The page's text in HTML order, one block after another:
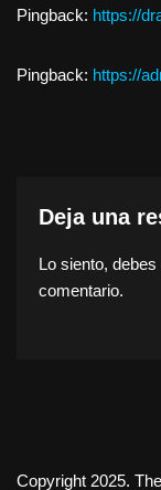
Pingback: https://
Pingback: https://
Deja una
Lo siento, debes
comentario.
Copyright 2025.